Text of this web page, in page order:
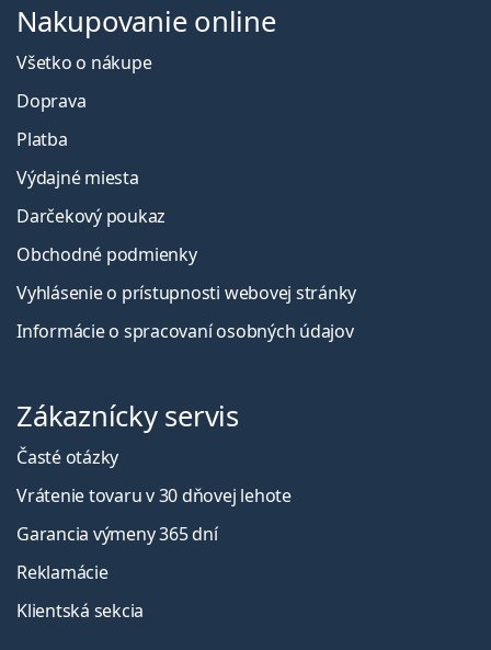
Nakupovanie online
Všetko o nákupe
Doprava
Platba
Výdajné miesta
Darčekový poukaz
Obchodné podmienky
Vyhlásenie o prístupnosti webovej stránky
Informácie o spracovaní osobných údajov
Zákaznícky servis
Časté otázky
Vrátenie tovaru v 30 dňovej lehote
Garancia výmeny 365 dní
Reklamácie
Klientská sekcia